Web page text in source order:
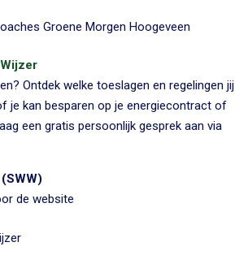
Groene Morgen Hoogeveen
Ontdek welke toeslagen en regelingen jij
je kan besparen op je energiecontract of
een gratis persoonlijk gesprek aan via
de website